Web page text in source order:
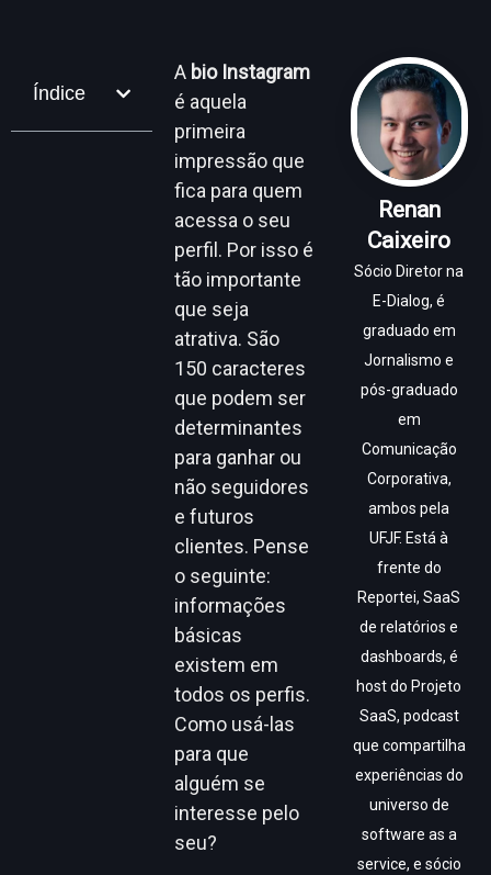
Índice
A bio Instagram
é aquela
primeira
impressão que
fica para quem
acessa o seu
perfil. Por isso é
tão importante
que seja
atrativa. São
150 caracteres
que podem ser
determinantes
para ganhar ou
não seguidores
e futuros
clientes. Pense
o seguinte:
informações
básicas
existem em
todos os perfis.
Como usá-las
para que
alguém se
interesse pelo
seu?
Renan
Caixeiro
Sócio Diretor na
E-Dialog, é
graduado em
Jornalismo e
pós-graduado
em
Comunicação
Corporativa,
ambos pela
UFJF. Está à
frente do
Reportei, SaaS
de relatórios e
dashboards, é
host do Projeto
SaaS, podcast
que compartilha
experiências do
universo de
software as a
service, e sócio